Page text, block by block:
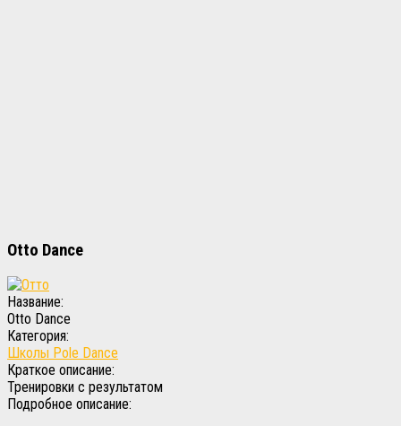
Otto Dance
Название:
Otto Dance
Категория:
Школы Pole Dance
Краткое описание:
Тренировки с результатом
Подробное описание: